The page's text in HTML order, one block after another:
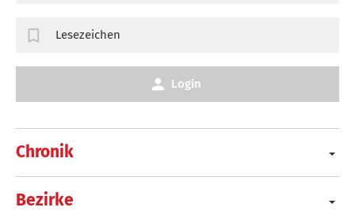
Chronik
Bezirke
Lesezeichen
Login